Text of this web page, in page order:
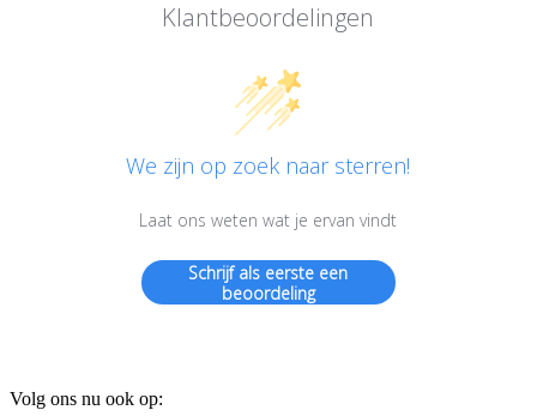
Klantbeoordelingen
We zijn op zoek naar sterren!
Laat ons weten wat je ervan vindt
Schrijf als eerste een
beoordeling
Volg ons nu ook op: